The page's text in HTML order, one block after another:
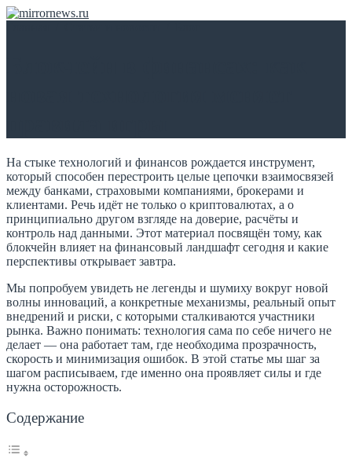
На стыке технологий и финансов рождается инструмент,
который способен перестроить целые цепочки взаимосвязей
между банками, страховыми компаниями, брокерами и
клиентами. Речь идёт не только о криптовалютах, а о
принципиально другом взгляде на доверие, расчёты и
контроль над данными. Этот материал посвящён тому, как
блокчейн влияет на финансовый ландшафт сегодня и какие
перспективы открывает завтра.
Мы попробуем увидеть не легенды и шумиху вокруг новой
волны инноваций, а конкретные механизмы, реальный опыт
внедрений и риски, с которыми сталкиваются участники
рынка. Важно понимать: технология сама по себе ничего не
делает — она работает там, где необходима прозрачность,
скорость и минимизация ошибок. В этой статье мы шаг за
шагом расписываем, где именно она проявляет силы и где
нужна осторожность.
Содержание